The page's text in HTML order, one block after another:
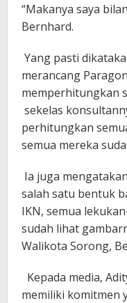
“Makanya saya
Bernhard.
Yang pasti
merancang
memperhitungkan
sekelas
perhitungkan
semua mereka
Ia juga
salah satu bentuk
IKN, semua
sudah lihat
Walikota Sorong,
Kepada media,
memiliki komitmen